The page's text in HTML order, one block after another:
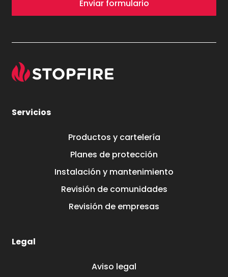
Enviar formulario
Servicios
Productos y cartelería
Planes de protección
Instalación y mantenimiento
Revisión de comunidades
Revisión de empresas
Legal
Aviso legal